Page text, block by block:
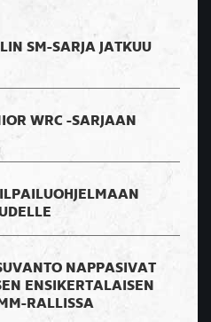
SM-SARJA JATKUU
WRC -SARJAAN
NAPPASIVAT
ENSIKERTALAISEN
RALLISSA